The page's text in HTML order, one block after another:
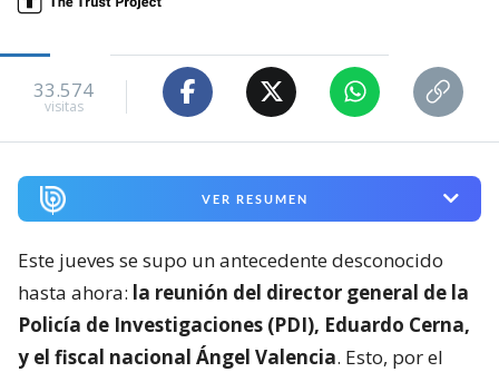
33.574
visitas
VER RESUMEN
Este jueves se supo un antecedente desconocido
hasta ahora: la reunión del director general de la
Policía de Investigaciones (PDI), Eduardo Cerna,
y el fiscal nacional Ángel Valencia. Esto, por el